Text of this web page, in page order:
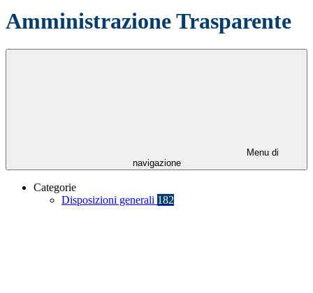
Amministrazione Trasparente
Menu di
navigazione
Categorie
Disposizioni generali 182